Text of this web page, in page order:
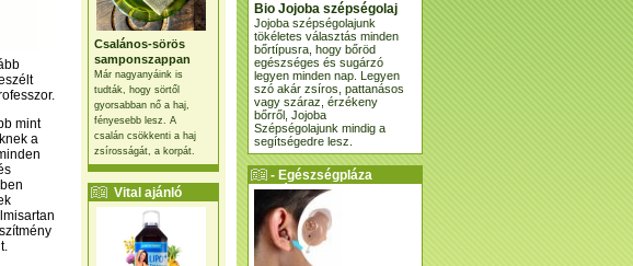
Csalános-sörös
samponszappan
Már nagyanyáink is
tudták, hogy sörtől
gyorsabban nő a haj,
fényesebb lesz. A
csalán csökkenti a haj
zsírosságát, a korpát.
Vital ajánló
mint
a
Bio Jojoba szépségolaj
Jojoba szépségolajunk
tökéletes választás minden
bőrtípusra, hogy bőröd
egészséges és sugárzó
legyen minden nap. Legyen
szó akár zsíros, pattanásos
vagy száraz, érzékeny
bőrről, Jojoba
Szépségolajunk mindig a
segítségedre lesz.
- Egészségpláza
ajánlatunk -